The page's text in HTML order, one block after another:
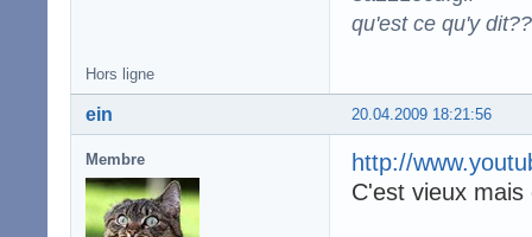
qu'est ce qu'y
Hors ligne
20.04.2009 18:21:56
ein
Membre
http://
C'est vieux